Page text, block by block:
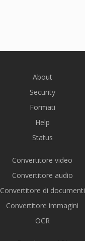
About
Security
Formati
Help
Status
Convertitore video
Convertitore audio
Convertitore di documenti
Convertitore immagini
OCR